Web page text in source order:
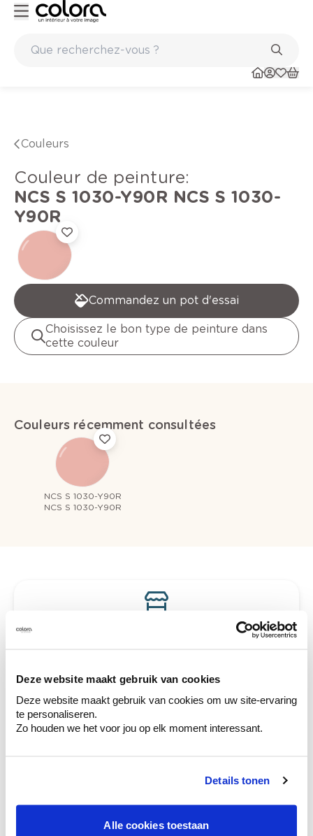
Deze website maakt gebruik van cookies
Deze website maakt gebruik van cookies om uw site-ervaring
te personaliseren.
Zo houden we het voor jou op elk moment interessant.
Details tonen
Alle cookies toestaan
Couleurs
Couleur de peinture:
NCS S 1030-Y90R NCS S 1030-
Y90R
Commandez un pot d'essai
Choisissez le bon type de peinture dans
cette couleur
Couleurs récemment consultées
NCS S 1030-Y90R
NCS S 1030-Y90R
Voyez votre couleur en magasin
Découvrez des échantillons de votre
Voyez les nuances assorties pour affiner
Obtenez des conseils personnalisés sur la
combinaison de couleurs.
Faites le tour de vos pièces avec l'expert